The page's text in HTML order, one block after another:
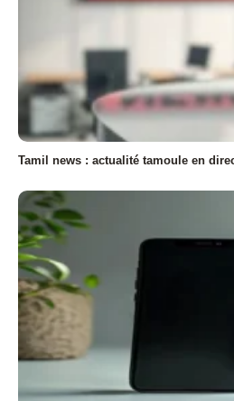
Tamil news : actualité tamoule en